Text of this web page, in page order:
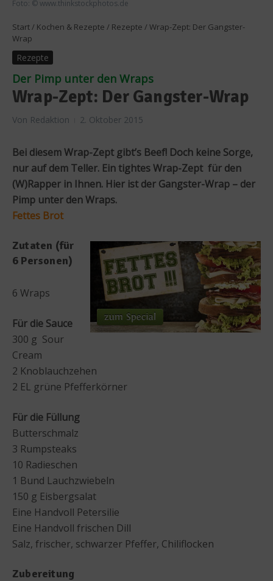
Foto: © www.thinkstockphotos.de
Start / Kochen & Rezepte / Rezepte / Wrap-Zept: Der Gangster-
Wrap
Rezepte
Der Pimp unter den Wraps
Wrap-Zept: Der Gangster-Wrap
Von Redaktion 2. Oktober 2015
Bei diesem Wrap-Zept gibt’s Beef! Doch keine Sorge,
nur auf dem Teller. Ein tightes Wrap-Zept für den
(W)Rapper in Ihnen. Hier ist der Gangster-Wrap – der
Pimp unter den Wraps.
Fettes Brot
Zutaten (für
6 Personen)
6 Wraps
Für die Sauce
300 g Sour
Cream
2 Knoblauchzehen
2 EL grüne Pfefferkörner
Für die Füllung
Butterschmalz
3 Rumpsteaks
10 Radieschen
1 Bund Lauchzwiebeln
150 g Eisbergsalat
Eine Handvoll Petersilie
Eine Handvoll frischen Dill
Salz, frischer, schwarzer Pfeffer, Chiliflocken
Zubereitung